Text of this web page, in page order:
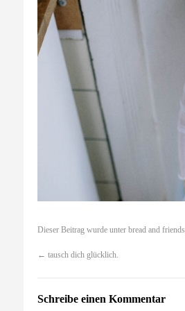
Dieser Beitrag wurde unter bread and friends
← tausch dich glücklich.
Schreibe einen Kommentar